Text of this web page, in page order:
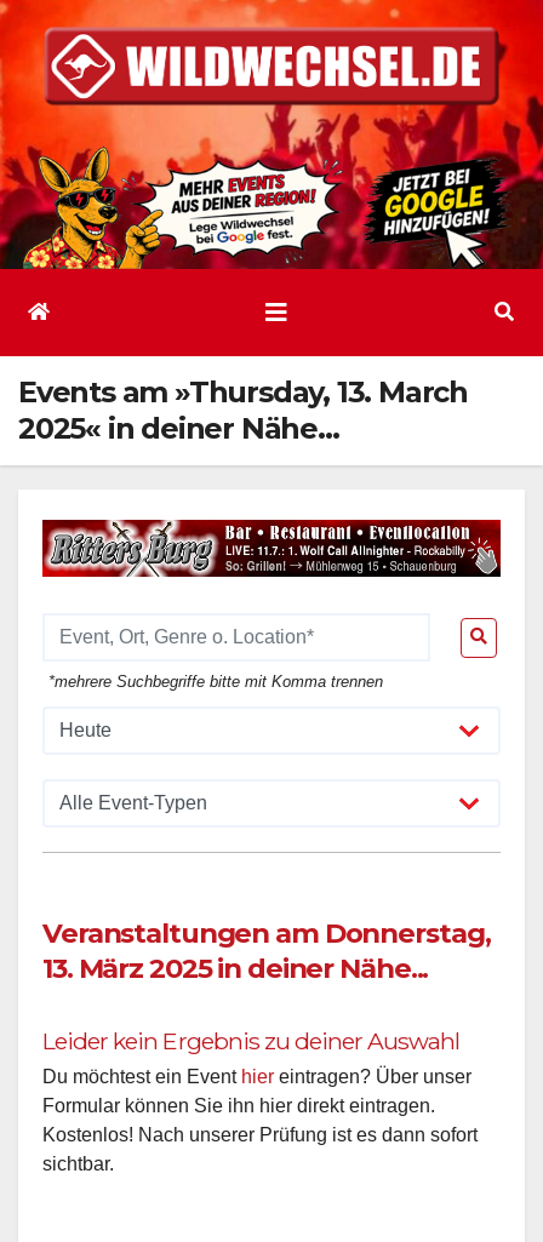
Inhalt
springen
Events am »Thursday, 13. March
2025« in deiner Nähe…
*mehrere Suchbegriffe bitte mit Komma trennen
Veranstaltungen am Donnerstag,
13. März 2025 in deiner Nähe...
Leider kein Ergebnis zu deiner Auswahl
Du möchtest ein Event hier eintragen? Über unser
Formular können Sie ihn hier direkt eintragen.
Kostenlos! Nach unserer Prüfung ist es dann sofort
sichtbar.